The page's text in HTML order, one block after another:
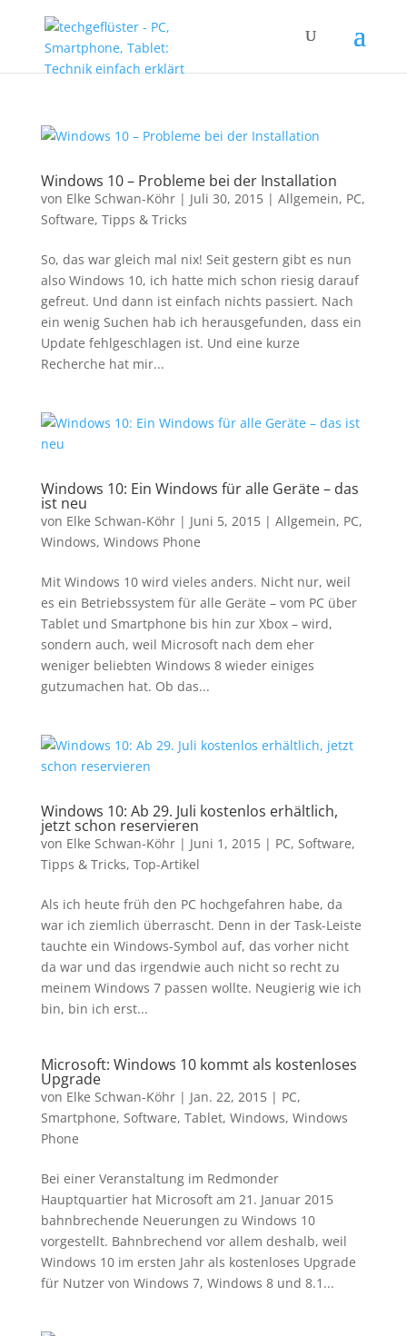
Windows 10 – Probleme bei der Installation
von Elke Schwan-Köhr| Juli 30, 2015| Allgemein, PC,
Software, Tipps & Tricks
So, das war gleich mal nix! Seit gestern gibt es nun
also Windows 10, ich hatte mich schon riesig darauf
gefreut. Und dann ist einfach nichts passiert. Nach
ein wenig Suchen hab ich herausgefunden, dass ein
Update fehlgeschlagen ist. Und eine kurze
Recherche hat mir...
Windows 10: Ein Windows für alle Geräte – das
ist neu
von Elke Schwan-Köhr| Juni 5, 2015| Allgemein, PC,
Windows, Windows Phone
Mit Windows 10 wird vieles anders. Nicht nur, weil
es ein Betriebssystem für alle Geräte – vom PC über
Tablet und Smartphone bis hin zur Xbox – wird,
sondern auch, weil Microsoft nach dem eher
weniger beliebten Windows 8 wieder einiges
gutzumachen hat. Ob das...
Windows 10: Ab 29. Juli kostenlos erhältlich,
jetzt schon reservieren
von Elke Schwan-Köhr| Juni 1, 2015| PC, Software,
Tipps & Tricks, Top-Artikel
Als ich heute früh den PC hochgefahren habe, da
war ich ziemlich überrascht. Denn in der Task-Leiste
tauchte ein Windows-Symbol auf, das vorher nicht
da war und das irgendwie auch nicht so recht zu
meinem Windows 7 passen wollte. Neugierig wie ich
bin, bin ich erst...
Microsoft: Windows 10 kommt als kostenloses
Upgrade
von Elke Schwan-Köhr| Jan. 22, 2015| PC,
Smartphone, Software, Tablet, Windows, Windows
Phone
Bei einer Veranstaltung im Redmonder
Hauptquartier hat Microsoft am 21. Januar 2015
bahnbrechende Neuerungen zu Windows 10
vorgestellt. Bahnbrechend vor allem deshalb, weil
Windows 10 im ersten Jahr als kostenloses Upgrade
für Nutzer von Windows 7, Windows 8 und 8.1...